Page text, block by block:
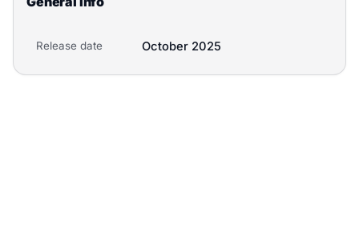
Release date October 2025